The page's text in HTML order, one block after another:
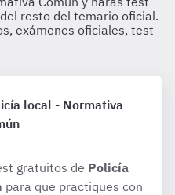
local - Normativa
gratuitos de Policía
para que practiques con